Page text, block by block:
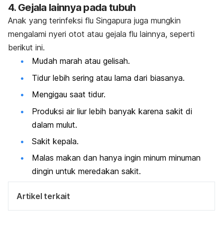
4. Gejala lainnya pada tubuh
Anak yang terinfeksi flu Singapura juga mungkin
mengalami nyeri otot atau gejala flu lainnya, seperti
berikut ini.
Mudah marah atau gelisah.
Tidur lebih sering atau lama dari biasanya.
Mengigau saat tidur.
Produksi air liur lebih banyak karena sakit di
dalam mulut.
Sakit kepala.
Malas makan dan hanya ingin minum minuman
dingin untuk meredakan sakit.
Artikel terkait